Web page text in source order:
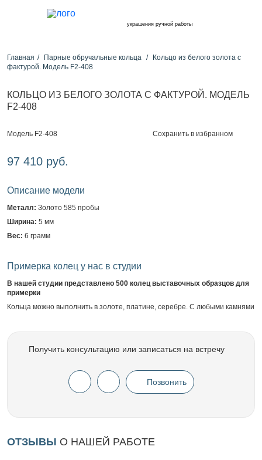
украшения ручной работы
Главная Парные обручальные кольца
Кольцо из белого золота с
фактурой. Модель F2-408
КОЛЬЦО ИЗ БЕЛОГО ЗОЛОТА С ФАКТУРОЙ. МОДЕЛЬ
F2-408
Модель F2-408 Сохранить в избранном
97 410 руб.
Описание модели
Металл: Золото 585 пробы
Ширина: 5 мм
Вес: 6 грамм
Примерка колец у нас в студии
В нашей студии представлено 500 колец выставочных образцов для
примерки
Кольца можно выполнить в золоте, платине, серебре. С любыми камнями
Получить консультацию или записаться на встречу
Позвонить
ОТЗЫВЫ О НАШЕЙ РАБОТЕ